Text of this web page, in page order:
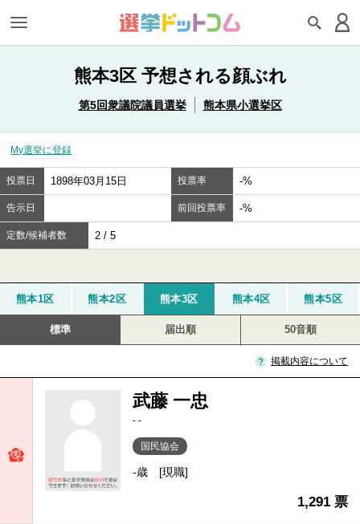
熊本3区 予想される顔ぶれ
第5回衆議院議員選挙 熊本県小選挙区
My選挙に登録
投票日 1898年03月15日 投票率 -%
告示日 前回投票率 -%
定数/候補者数 2 / 5
熊本1区 熊本2区 熊本3区 熊本4区 熊本5区
標準 届出順 50音順
掲載内容について
武藤 一忠
- -
国民協会
-歳 [現職]
1,291 票